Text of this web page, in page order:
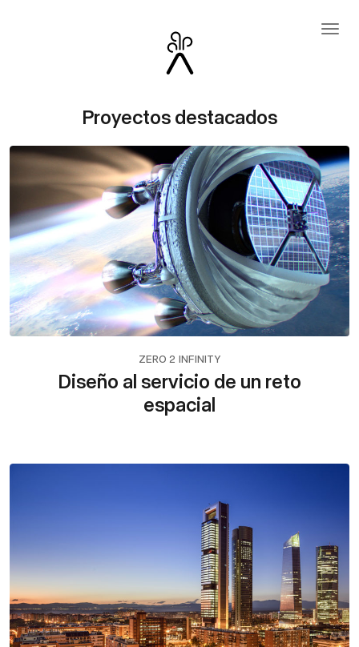
Proyectos destacados
ZERO 2 INFINITY
Diseño al servicio de un reto
espacial